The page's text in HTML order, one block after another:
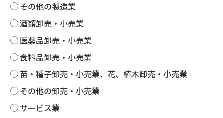
その他の製造業
酒類卸売・小売業
医薬品卸売・小売業
食料品卸売・小売業
苗・種子卸売・小売業、花、植木卸売・小売業
その他の卸売・小売業
サービス業